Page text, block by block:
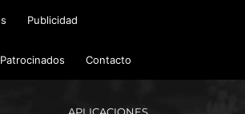
Publicidad
Contacto